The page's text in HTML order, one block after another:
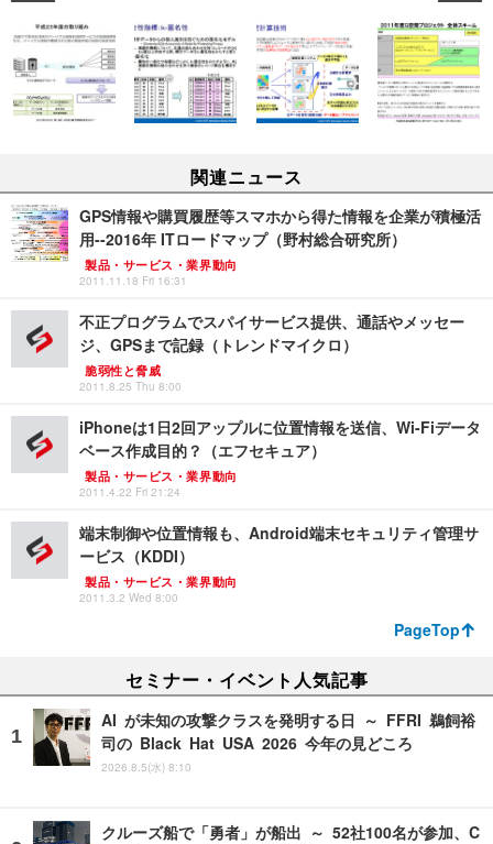
関連ニュース
GPS情報や購買履歴等スマホから得た情報を企業が積極活
用--2016年 ITロードマップ（野村総合研究所）
製品・サービス・業界動向
2011.11.18 Fri 16:31
不正プログラムでスパイサービス提供、通話やメッセー
ジ、GPSまで記録（トレンドマイクロ）
脆弱性と脅威
2011.8.25 Thu 8:00
iPhoneは1日2回アップルに位置情報を送信、Wi-Fiデータ
ベース作成目的？（エフセキュア）
製品・サービス・業界動向
2011.4.22 Fri 21:24
端末制御や位置情報も、Android端末セキュリティ管理サ
ービス（KDDI）
製品・サービス・業界動向
2011.3.2 Wed 8:00
PageTop
セミナー・イベント人気記事
AI が未知の攻撃クラスを発明する日 ～ FFRI 鵜飼裕
司の Black Hat USA 2026 今年の見どころ
2026.8.5(水) 8:10
クルーズ船で「勇者」が船出 ～ 52社100名が参加、C